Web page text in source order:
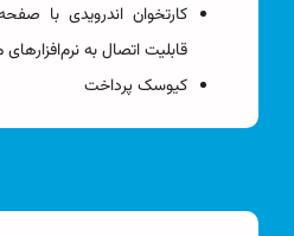
کارتخوان اندرویدی با
قابلیت اتصال به
کیوسک پرداخت